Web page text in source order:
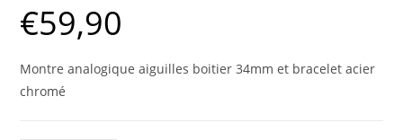
€59,90
Montre analogique aiguilles boitier 34mm et bracelet acier
chromé